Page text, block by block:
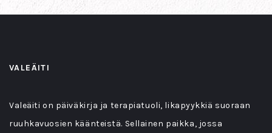
VALEÄITI
Valeäiti on päiväkirja ja terapiatuoli, likapyykkiä suoraan
ruuhkavuosien käänteistä. Sellainen paikka, jossa